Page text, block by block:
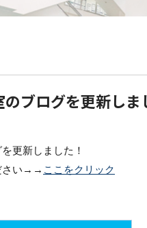
のブログを更新しま
更新しました！
さい→→ ここをクリック